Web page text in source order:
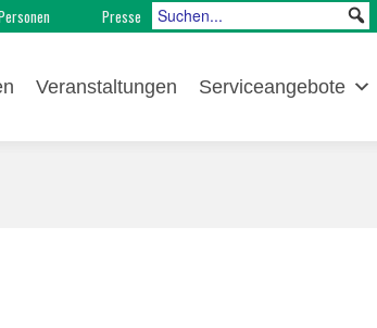
Presse
Veranstaltungen Serviceangebote